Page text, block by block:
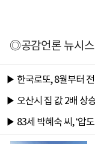
◎공감언론 뉴시스